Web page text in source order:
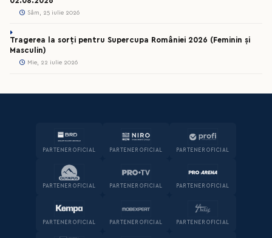
Sâm, 25 iulie 2026
Tragerea la sorți pentru Supercupa României 2026 (Feminin și
Masculin)
Mie, 22 iulie 2026
PARTENER OFICIAL PARTENER OFICIAL PARTENER OFICIAL
PARTENER OFICIAL PARTENER OFICIAL PARTENER OFICIAL
PARTENER OFICIAL PARTENER OFICIAL PARTENER OFICIAL